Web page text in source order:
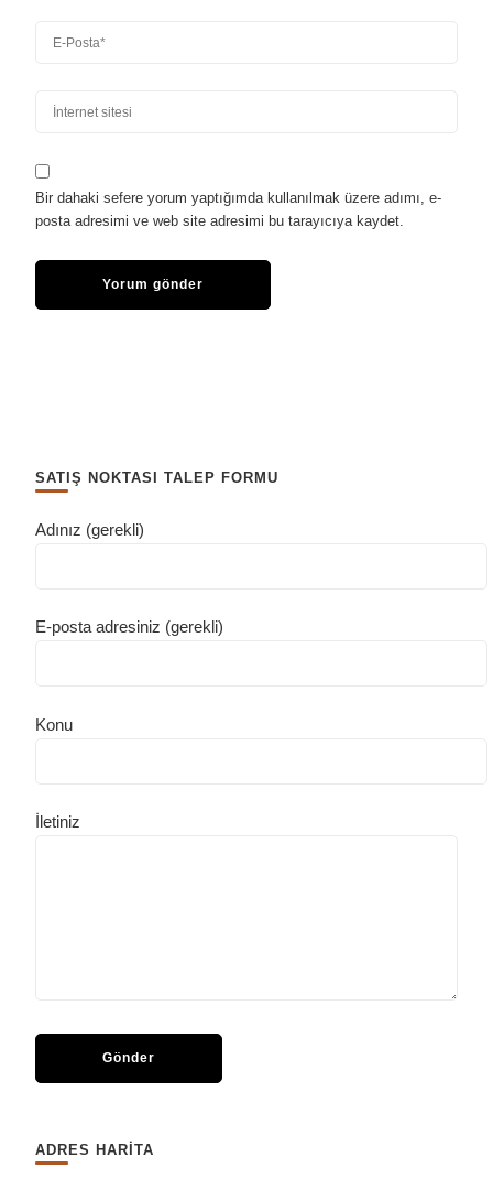
Bir dahaki sefere yorum yaptığımda kullanılmak üzere adımı, e-
posta adresimi ve web site adresimi bu tarayıcıya kaydet.
SATIŞ NOKTASI TALEP FORMU
Adınız (gerekli)
E-posta adresiniz (gerekli)
Konu
İletiniz
ADRES HARİTA